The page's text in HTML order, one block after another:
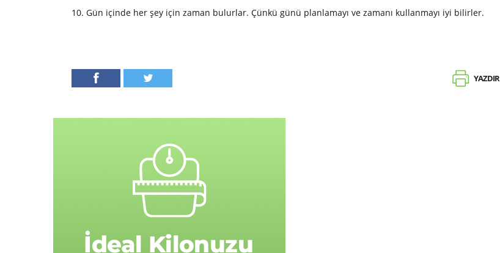
10. Gün içinde her şey için zaman bulurlar. Çünkü günü planlamayı ve zamanı kullanmayı iyi bilirler.
YAZDIR